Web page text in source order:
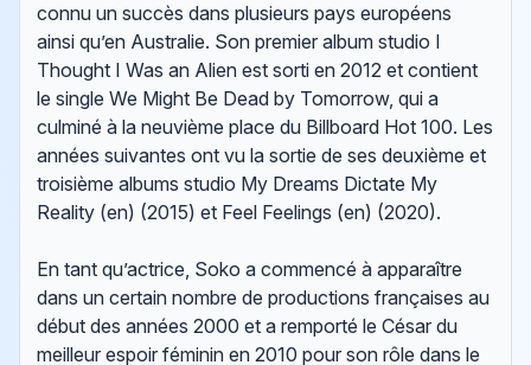
connu un succès dans plusieurs pays européens
ainsi qu’en Australie. Son premier album studio I
Thought I Was an Alien est sorti en 2012 et contient
le single We Might Be Dead by Tomorrow, qui a
culminé à la neuvième place du Billboard Hot 100. Les
années suivantes ont vu la sortie de ses deuxième et
troisième albums studio My Dreams Dictate My
Reality (en) (2015) et Feel Feelings (en) (2020).
En tant qu’actrice, Soko a commencé à apparaître
dans un certain nombre de productions françaises au
début des années 2000 et a remporté le César du
meilleur espoir féminin en 2010 pour son rôle dans le